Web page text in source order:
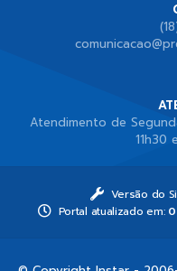
Atendimento de
11h30
Versão do
Portal atualizado em: